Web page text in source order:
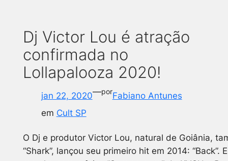
Dj Victor Lou é atração
confirmada no
Lollapalooza 2020!
jan 22, 2020—porFabiano Antunes
em Cult SP
O Dj e produtor Victor Lou, natural de Goiânia,
“Shark”, lançou seu primeiro hit em 2014: “Back”.